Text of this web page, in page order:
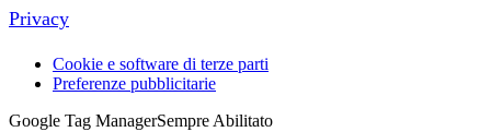
Privacy
Cookie e software di terze parti
Preferenze pubblicitarie
Google Tag ManagerSempre Abilitato